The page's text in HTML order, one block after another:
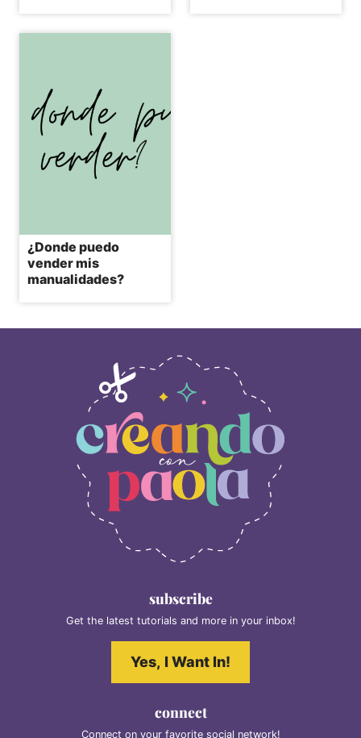
¿Donde puedo
vender mis
manualidades?
subscribe
Get the latest tutorials and more in your inbox!
Yes, I Want In!
connect
Connect on your favorite social network!